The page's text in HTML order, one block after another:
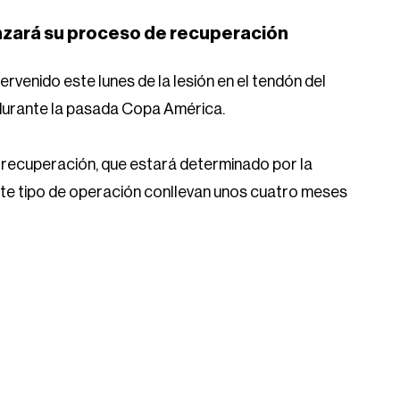
su proceso de recuperación
este lunes de la lesión en el tendón del
la pasada Copa América.
que estará determinado por la
tipo de operación conllevan unos cuatro meses